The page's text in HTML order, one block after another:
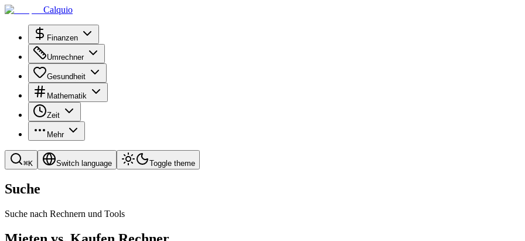
Calquio
Finanzen
Umrechner
Gesundheit
Mathematik
Zeit
Mehr
⌘K Switch language Toggle theme
Suche
Suche nach Rechnern und Tools